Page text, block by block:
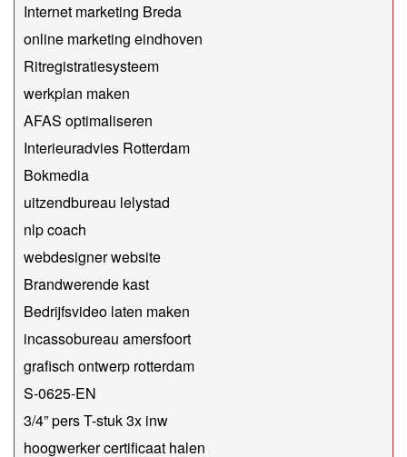
Internet marketing Breda
online marketing eindhoven
Ritregistratiesysteem
werkplan maken
AFAS optimaliseren
Interieuradvies Rotterdam
Bokmedia
uitzendbureau lelystad
​nlp coach
webdesigner website
Brandwerende kast
Bedrijfsvideo laten maken
incassobureau amersfoort
grafisch ontwerp rotterdam
S-0625-EN
3/4” pers T-stuk 3x inw
hoogwerker certificaat halen